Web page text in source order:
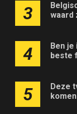
3
waard
4
Ben
beste
5
Deze